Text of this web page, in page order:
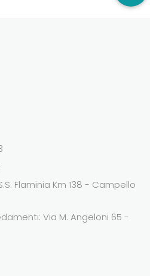
Flaminia Km 138 - Campello
Via M. Angeloni 65 -